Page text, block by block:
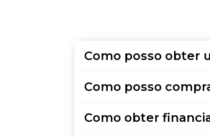
Como posso obter
Como posso
Como obter